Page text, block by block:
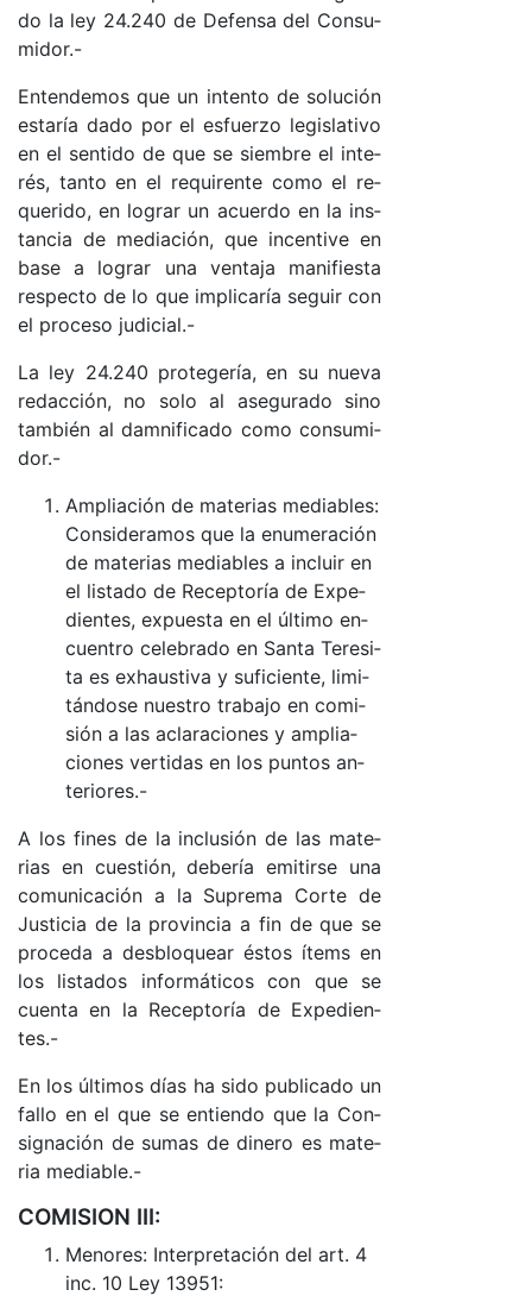
do la ley 24.240 de De­fen­sa del Con­su­
mi­do­r.-
En­ten­de­mos que un in­ten­to de so­lu­ción
es­ta­ría da­do por el es­fuer­zo le­gis­la­ti­vo
en el sen­ti­do de que se siem­bre el in­te­
ré­s, tan­to en el re­qui­ren­te co­mo el re­
que­ri­do, en lo­grar un acuer­do en la ins­
tan­cia de me­dia­ció­n, que in­cen­ti­ve en
ba­se a lo­grar una ven­ta­ja ma­ni­fies­ta
res­pec­to de lo que im­pli­ca­ría se­guir con
el pro­ce­so ju­di­cia­l.-
La ley 24.240 pro­te­ge­ría, en su nue­va
re­dac­ció­n, no so­lo al ase­gu­ra­do sino
tam­bién al dam­ni­fi­ca­do co­mo con­su­mi­
do­r.-
Am­plia­ción de ma­te­rias me­dia­ble­s:
Con­si­de­ra­mos que la enu­me­ra­ción
de ma­te­rias me­dia­bles a in­cluir en
el lis­ta­do de Re­cep­to­ría de Ex­pe­
dien­tes, ex­pues­ta en el úl­ti­mo en­
cuen­tro ce­le­bra­do en San­ta Te­re­si­
ta es exhaus­ti­va y su­fi­cien­te, li­mi­
tán­do­se nues­tro tra­ba­jo en co­mi­
sión a las acla­ra­cio­nes y am­plia­
cio­nes ver­ti­das en los pun­tos an­
te­rio­res.-
A los fi­nes de la in­clu­sión de las ma­te­
rias en cues­tió­n, de­be­ría emi­tir­se una
co­mu­ni­ca­ción a la Su­pre­ma Cor­te de
Jus­ti­cia de la pro­vin­cia a fin de que se
pro­ce­da a des­blo­quear és­tos íte­ms en
los lis­ta­dos in­for­má­ti­cos con que se
cuen­ta en la Re­cep­to­ría de Ex­pe­dien­
tes.-
En los úl­ti­mos días ha si­do pu­bli­ca­do un
fa­llo en el que se en­tien­do que la Con­
sig­na­ción de su­mas de di­ne­ro es ma­te­
ria me­dia­ble.-
COMISION III:
Me­no­res: In­ter­pre­ta­ción del ar­t. 4
in­c. 10 Ley 13951: